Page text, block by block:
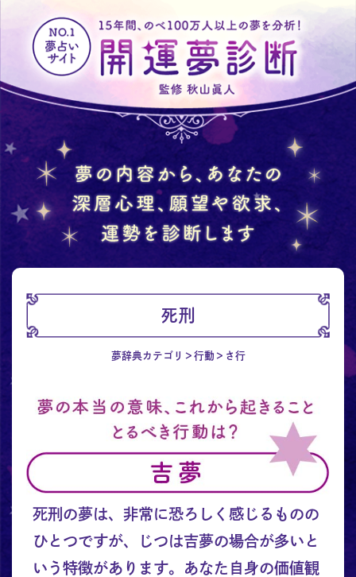
死刑
夢辞典カテゴリ 行動 さ行
死刑の夢は、非常に恐ろしく感じるものの
ひとつですが、じつは吉夢の場合が多いと
いう特徴があります。あなた自身の価値観